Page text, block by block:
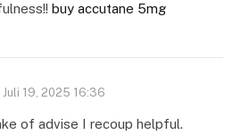
buy accutane 5mg
Juli 19, 2025 16:36
of advise I recoup helpful.